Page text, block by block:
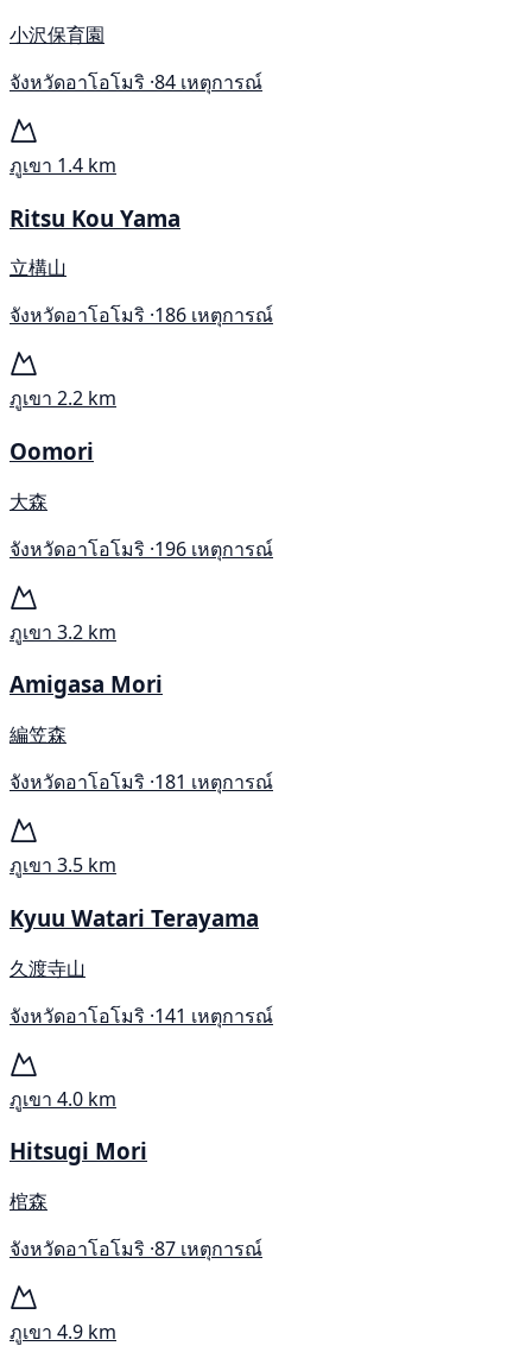
小沢保育園
จังหวัดอาโอโมริ ·84 เหตุการณ์
ภูเขา 1.4 km
Ritsu Kou Yama
立構山
จังหวัดอาโอโมริ ·186 เหตุการณ์
ภูเขา 2.2 km
Oomori
大森
จังหวัดอาโอโมริ ·196 เหตุการณ์
ภูเขา 3.2 km
Amigasa Mori
編笠森
จังหวัดอาโอโมริ ·181 เหตุการณ์
ภูเขา 3.5 km
Kyuu Watari Terayama
久渡寺山
จังหวัดอาโอโมริ ·141 เหตุการณ์
ภูเขา 4.0 km
Hitsugi Mori
棺森
จังหวัดอาโอโมริ ·87 เหตุการณ์
ภูเขา 4.9 km